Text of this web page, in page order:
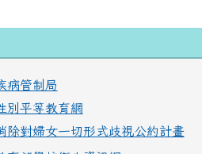
病管制局
別平等教育網
除對婦女一切形式歧視公約計畫